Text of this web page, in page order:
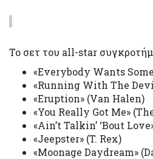
Το σετ του all-star
«Everybody Wants
«Running With The
«Eruption» (Van Halen)
«You Really Got Me»
«Ain’t Talkin’ ‘Bout
«Jeepster» (T. Rex)
«Moonage Daydream»